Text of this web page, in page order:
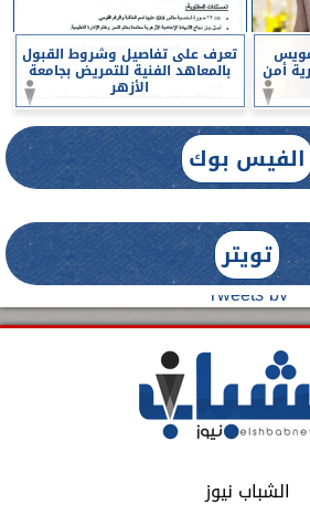
عويس
أمن
تعرف على تفاصيل وشروط القبول
بالمعاهد الفنية للتمريض بجامعة
الأزهر
الفيس بوك
تويتر
Tweets by
الشباب نيوز